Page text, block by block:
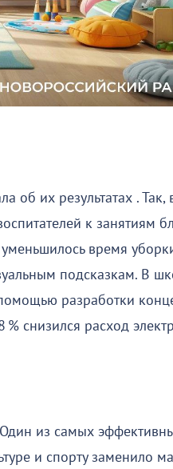
об их результатах . Так,
к занятиям
время
подсказкам. В
разработки
снизился расход
из самых
и спорту заменило